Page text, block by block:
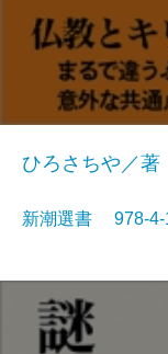
ひろさちや／著
新潮選書 978-